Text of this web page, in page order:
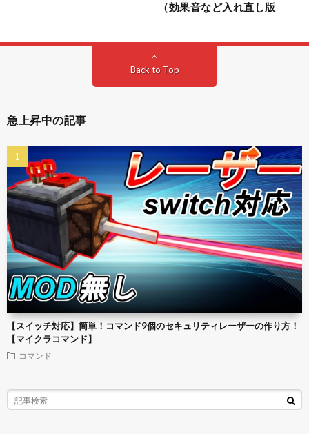
（効果音など入れ直し版
Back to Top
急上昇中の記事
【スイッチ対応】簡単！コマンド9個のセキュリティレーザーの作り方！
【マイクラコマンド】
コマンド